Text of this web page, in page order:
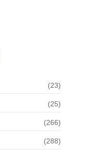
(23)
(25)
(266)
(288)